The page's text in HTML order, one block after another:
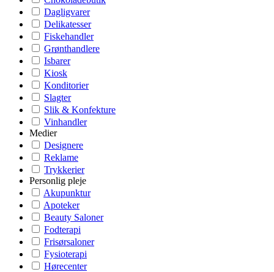
Dagligvarer
Delikatesser
Fiskehandler
Grønthandlere
Isbarer
Kiosk
Konditorier
Slagter
Slik & Konfekture
Vinhandler
Medier
Designere
Reklame
Trykkerier
Personlig pleje
Akupunktur
Apoteker
Beauty Saloner
Fodterapi
Frisørsaloner
Fysioterapi
Hørecenter